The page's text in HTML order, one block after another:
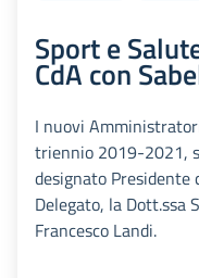
Sport e
CdA con
I nuovi
triennio 2019-2021,
designato
Delegato, la Dott.ssa
Francesco Landi.